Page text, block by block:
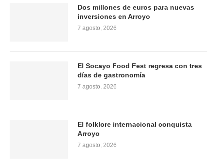
Dos millones de euros para nuevas
inversiones en Arroyo
7 agosto, 2026
El Socayo Food Fest regresa con tres
días de gastronomía
7 agosto, 2026
El folklore internacional conquista
Arroyo
7 agosto, 2026